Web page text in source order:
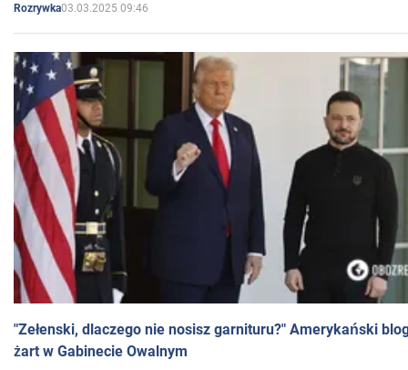
Rozrywka03.03.2025 09:46
"Zełenski, dlaczego nie nosisz garnituru?" Amerykański
żart w Gabinecie Owalnym